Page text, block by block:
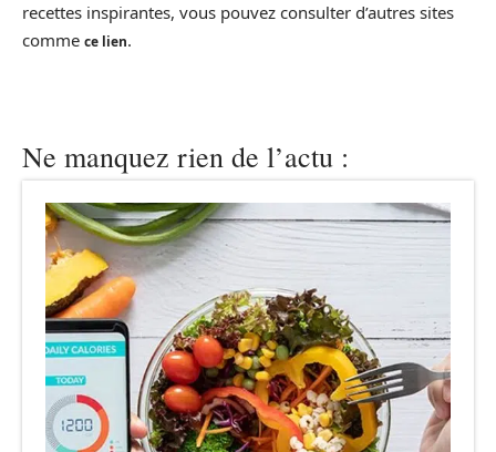
recettes inspirantes, vous pouvez consulter d’autres sites
comme ce lien.
Ne manquez rien de l’actu :